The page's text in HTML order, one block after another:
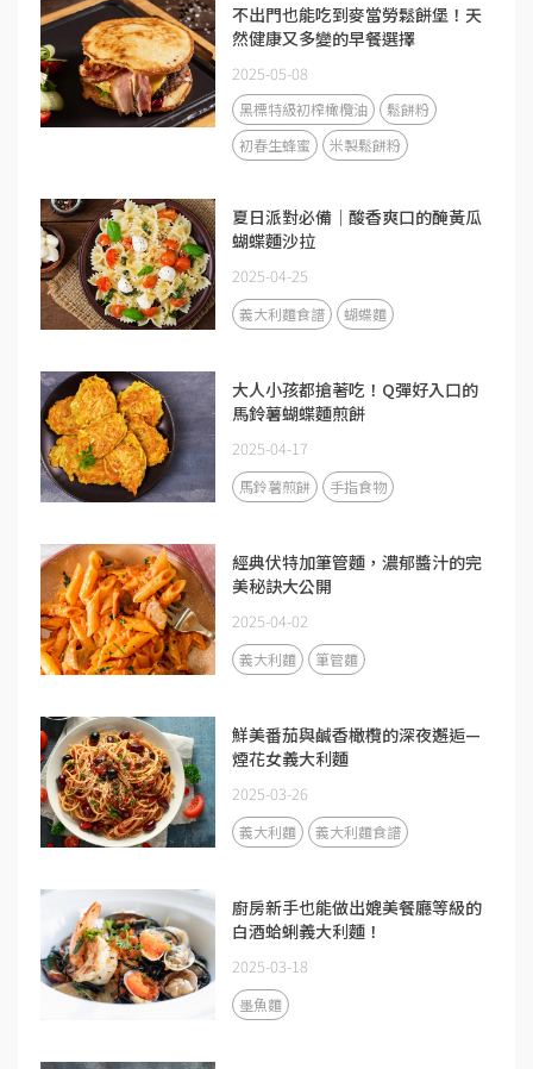
不出門也能吃到麥當勞鬆餅堡！天
然健康又多變的早餐選擇
2025-05-08
黑標特級初榨橄欖油
鬆餅粉
初春生蜂蜜
米製鬆餅粉
夏日派對必備｜酸香爽口的醃黃瓜
蝴蝶麵沙拉
2025-04-25
義大利麵食譜 蝴蝶麵
大人小孩都搶著吃！Q彈好入口的
馬鈴薯蝴蝶麵煎餅
2025-04-17
馬鈴薯煎餅 手指食物
經典伏特加筆管麵，濃郁醬汁的完
美秘訣大公開
2025-04-02
義大利麵 筆管麵
鮮美番茄與鹹香橄欖的深夜邂逅—
煙花女義大利麵
2025-03-26
義大利麵 義大利麵食譜
廚房新手也能做出媲美餐廳等級的
白酒蛤蜊義大利麵！
2025-03-18
墨魚麵